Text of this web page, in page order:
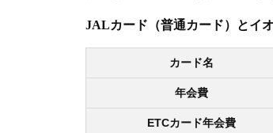
JALカード（普通カード）とイ
カード名
年会費
ETCカード年会費